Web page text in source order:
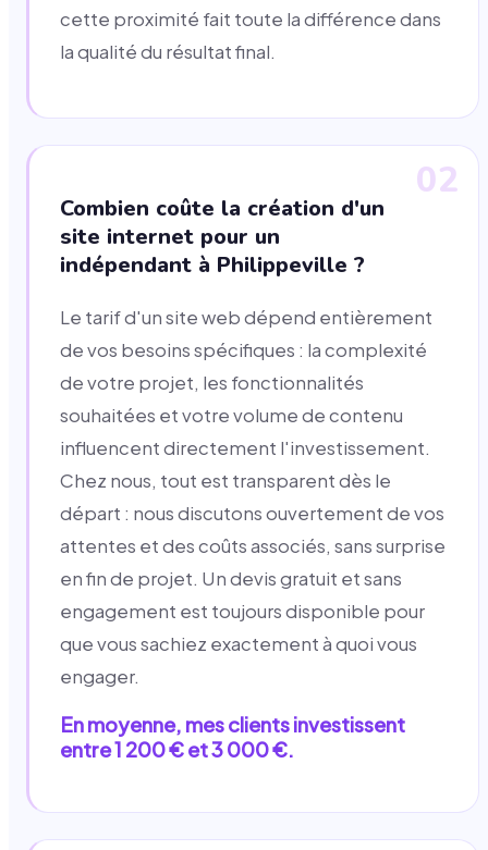
cette proximité fait toute la différence dans
la qualité du résultat final.
02
Combien coûte la création d'un
site internet pour un
indépendant à Philippeville ?
Le tarif d'un site web dépend entièrement
de vos besoins spécifiques : la complexité
de votre projet, les fonctionnalités
souhaitées et votre volume de contenu
influencent directement l'investissement.
Chez nous, tout est transparent dès le
départ : nous discutons ouvertement de vos
attentes et des coûts associés, sans surprise
en fin de projet. Un devis gratuit et sans
engagement est toujours disponible pour
que vous sachiez exactement à quoi vous
engager.
En moyenne, mes clients investissent
entre 1 200 € et 3 000 €.